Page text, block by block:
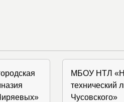
МБОУ НТЛ
технический
Чусовского»